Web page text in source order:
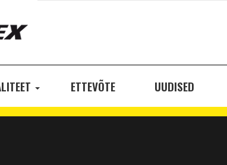
ETTEVÕTE UUDISED